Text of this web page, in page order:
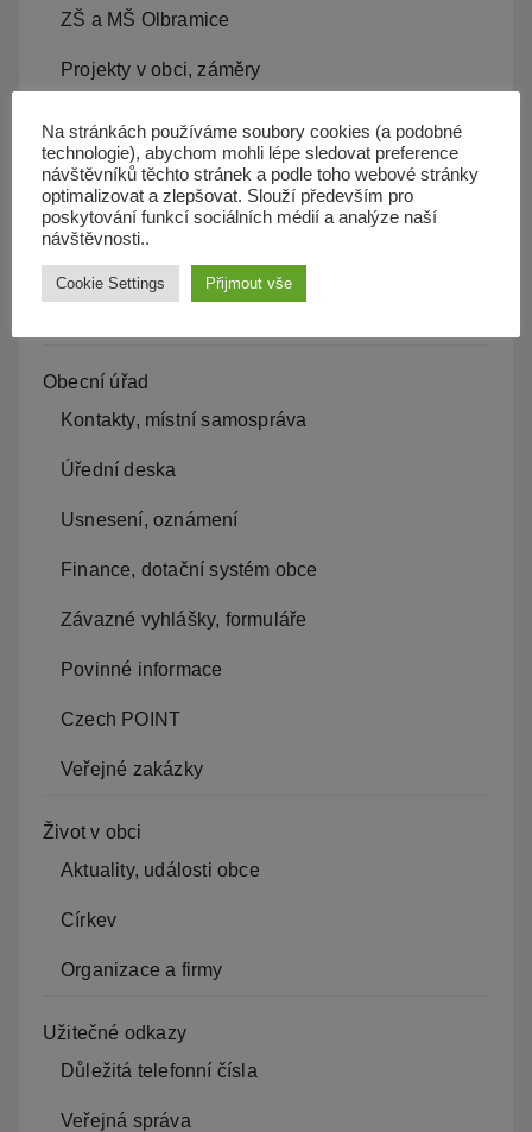
ZŠ a MŠ Olbramice
Projekty v obci, záměry
Kanalizace
Územní plán
Občan server
Obecní úřad
Kontakty, místní samospráva
Úřední deska
Usnesení, oznámení
Finance, dotační systém obce
Závazné vyhlášky, formuláře
Povinné informace
Czech POINT
Veřejné zakázky
Život v obci
Aktuality, události obce
Církev
Organizace a firmy
Užitečné odkazy
Důležitá telefonní čísla
Veřejná správa
Na stránkách používáme soubory cookies (a podobné
technologie), abychom mohli lépe sledovat preference
návštěvníků těchto stránek a podle toho webové stránky
optimalizovat a zlepšovat. Slouží především pro
poskytování funkcí sociálních médií a analýze naší
návštěvnosti..
Cookie Settings Přijmout vše